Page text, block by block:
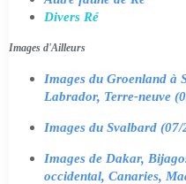
Divers Ré
Images d'Ailleurs
Images du Groenland à
Labrador, Terre-neuve
Images du Svalbard (07/
Images de Dakar,
occidental, Canaries,